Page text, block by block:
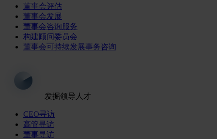
董事会评估
董事会发展
董事会咨询服务
构建顾问委员会
董事会可持续发展事务咨询
发掘领导人才
CEO寻访
高管寻访
董事寻访